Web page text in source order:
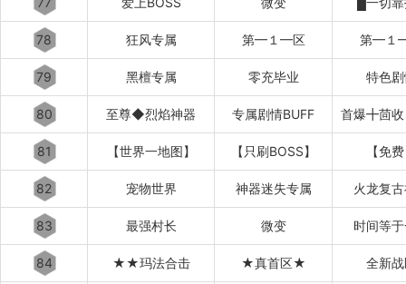
78 狂风专属 第━１━区 第━１
79 黑檀专属 零充毕业 特色
80 至尊◆烈焰神器 专属剧情BUFF 首爆╋茴收
81 【世界一地图】 【只刷BOSS】 【免
82 宠物世界 神器迷失专属 火龙复
83 最强村长 微变 时间等
84 ★★玛法合击 ★真首区★ 全新